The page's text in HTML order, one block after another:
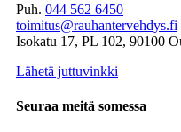
Puh. 044 562 6450
toimitus@rauhantervehdys.fi
Isokatu 17, PL 102, 90100
Lähetä juttuvinkki
Seuraa meitä somessa